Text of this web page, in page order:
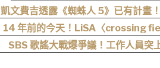
晚！
凱文費吉透露《蜘蛛人 5》已有計畫
導
14 年前的今天！LiSA〈crossing
域》OP 不只熱血還藏著桐人
SBS 歌謠大戰爆爭議！工作人員突